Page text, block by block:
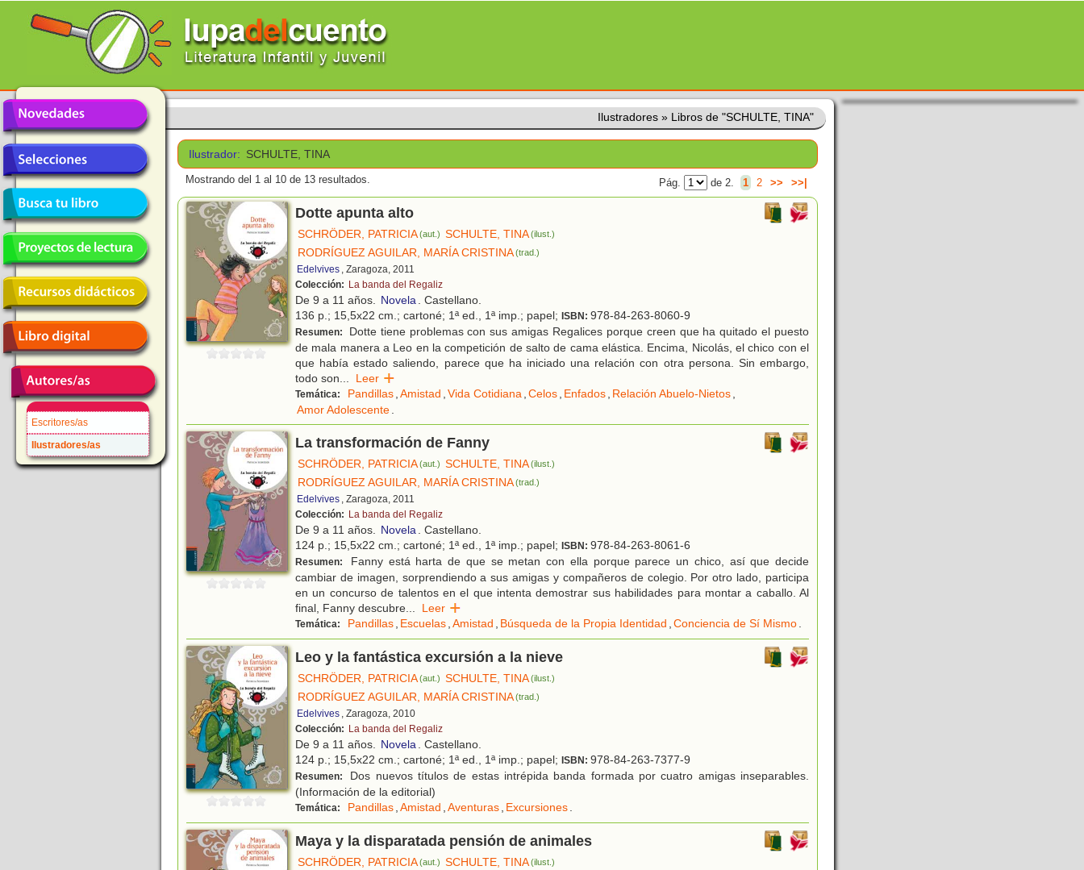
Escritores/as
Ilustradores/as
Ilustradores » Libros de "SCHULTE, TINA"
Ilustrador: SCHULTE, TINA
Mostrando del 1 al 10 de 13 resultados. Pág. de 2. 1 2 >> >>|
Dotte apunta alto
SCHRÖDER, PATRICIA(aut.) SCHULTE, TINA(ilust.)
RODRÍGUEZ AGUILAR, MARÍA CRISTINA(trad.)
Edelvives , Zaragoza, 2011
Colección: La banda del Regaliz
De 9 a 11 años. Novela. Castellano.
136 p.; 15,5x22 cm.; cartoné; 1ª ed., 1ª imp.; papel; ISBN: 978-84-263-8060-9
Resumen:
Dotte tiene problemas con sus amigas Regalices porque creen que ha quitado el puesto
de mala manera a Leo en la competición de salto de cama elástica. Encima, Nicolás, el chico con el
que había estado saliendo, parece que ha iniciado una relación con otra persona. Sin embargo,
todo son... Leer
Temática: Pandillas,Amistad ,Vida Cotidiana,Celos, Enfados, Relación Abuelo-Nietos,
Amor Adolescente.
La transformación de Fanny
SCHRÖDER, PATRICIA(aut.) SCHULTE, TINA(ilust.)
RODRÍGUEZ AGUILAR, MARÍA CRISTINA(trad.)
Edelvives , Zaragoza, 2011
Colección: La banda del Regaliz
De 9 a 11 años. Novela. Castellano.
124 p.; 15,5x22 cm.; cartoné; 1ª ed., 1ª imp.; papel; ISBN: 978-84-263-8061-6
Resumen:
Fanny está harta de que se metan con ella porque parece un chico, así que decide
cambiar de imagen, sorprendiendo a sus amigas y compañeros de colegio. Por otro lado, participa
en un concurso de talentos en el que intenta demostrar sus habilidades para montar a caballo. Al
final, Fanny descubre... Leer
Temática: Pandillas, Escuelas,Amistad , Búsqueda de la Propia Identidad ,Conciencia de Sí Mismo.
Leo y la fantástica excursión a la nieve
SCHRÖDER, PATRICIA(aut.) SCHULTE, TINA(ilust.)
RODRÍGUEZ AGUILAR, MARÍA CRISTINA(trad.)
Edelvives , Zaragoza, 2010
Colección: La banda del Regaliz
De 9 a 11 años. Novela. Castellano.
124 p.; 15,5x22 cm.; cartoné; 1ª ed., 1ª imp.; papel; ISBN: 978-84-263-7377-9
Resumen:
Dos nuevos títulos de estas intrépida banda formada por cuatro amigas inseparables.
(Información de la editorial)
Temática: Pandillas,Amistad ,Aventuras, Excursiones.
Maya y la disparatada pensión de animales
SCHRÖDER, PATRICIA(aut.) SCHULTE, TINA(ilust.)